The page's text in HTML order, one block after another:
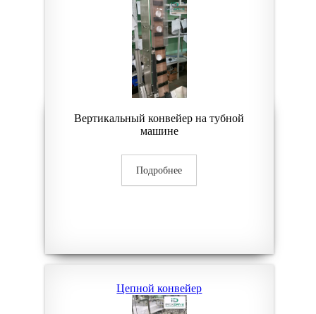
Вертикальный конвейер на тубной
машине
Подробнее
Цепной конвейер